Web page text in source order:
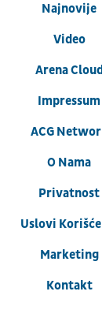
Najnovije
Video
Arena
Impressum
ACG
O Nama
Privatnost
Uslovi
Marketing
Kontakt